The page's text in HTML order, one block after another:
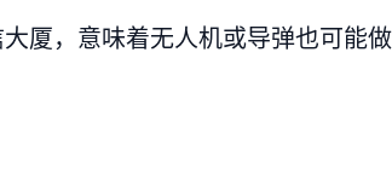
厦，意味着无人机或导弹也可能